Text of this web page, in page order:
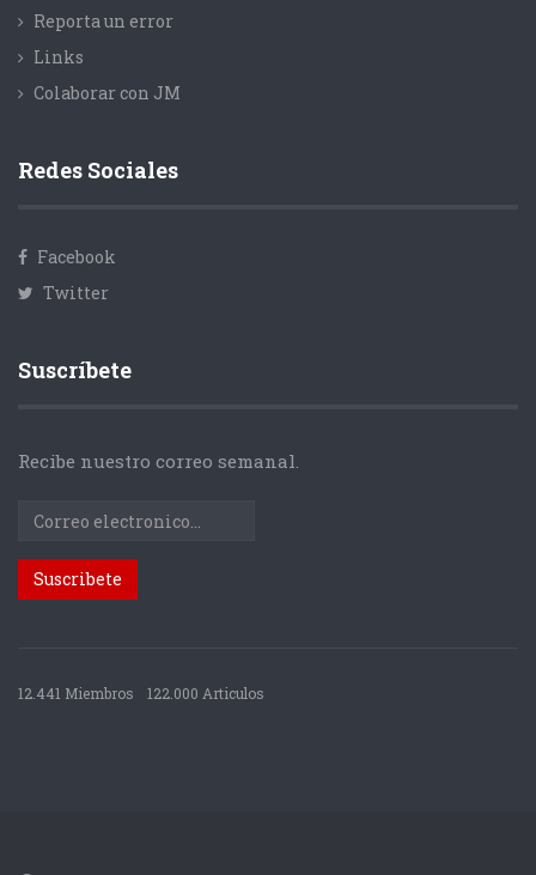
Reporta un error
Links
Colaborar con JM
Redes Sociales
Facebook
Twitter
Suscríbete
Recibe nuestro correo semanal.
12.441 Miembros 122.000 Articulos